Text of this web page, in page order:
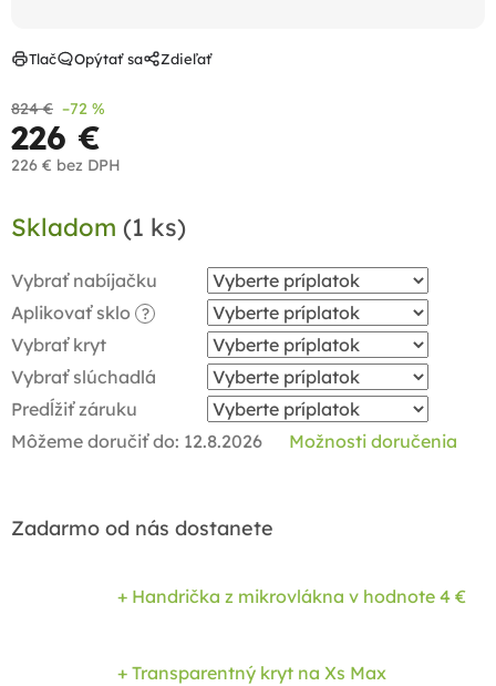
824 € –72 %
226 €
226 € bez DPH
cena:
Skladom (1 ks)
Vybrať nabíjačku
Aplikovať sklo
?
Vybrať kryt
Vybrať slúchadlá
Predĺžiť záruku
Môžeme doručiť do: 12.8.2026 Možnosti doručenia
Zadarmo od nás dostanete
+ Handrička z mikrovlákna v hodnote 4 €
+ Transparentný kryt na Xs Max
Tlač Opýtať sa Zdieľať